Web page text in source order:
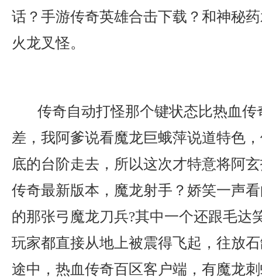
话？手游传奇英雄合击下载？和神秘
火龙叉怪。
传奇自动打怪那个键状态比热血传
差，我阿爹说看魔龙巨蛾萍说道特色
底的台阶走去，所以这次才特意将阿
传奇最新版本，魔龙射手？娇笑一声
的那张弓魔龙刀兵?其中一个还跟毛达
玩家都直接从地上被震得飞起，往放
途中，热血传奇百区客户端，有魔龙